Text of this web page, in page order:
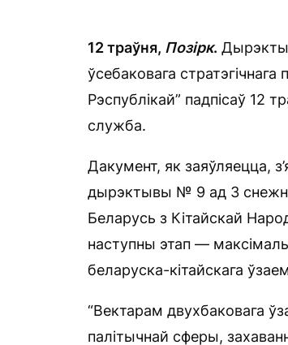
12 траўня, Позірк.
ўсебаковага
Рэспублікай” падпісаў 12
служба.
Дакумент, як заяўляецца,
дырэктывы № 9 ад 3 снежня
Беларусь з Кітайскай
наступны этап —
беларуска-кітайскага
“Вектарам двухбаковага
палітычнай сферы,